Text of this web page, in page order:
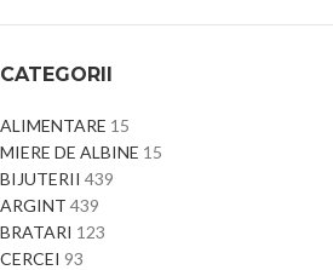
CATEGORII
ALIMENTARE 15
MIERE DE ALBINE 15
BIJUTERII 439
ARGINT 439
BRATARI 123
CERCEI 93